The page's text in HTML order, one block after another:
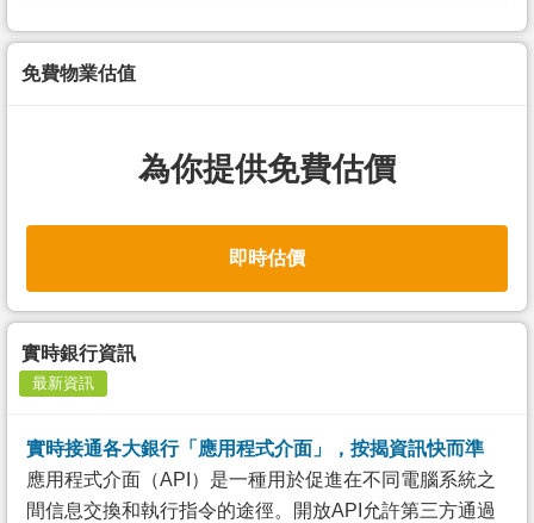
免費物業估值
為你提供免費估價
即時估價
實時銀行資訊
最新資訊
實時接通各大銀行「應用程式介面」，按揭資訊快而準
應用程式介面（API）是一種用於促進在不同電腦系統之
間信息交換和執行指令的途徑。開放API允許第三方通過